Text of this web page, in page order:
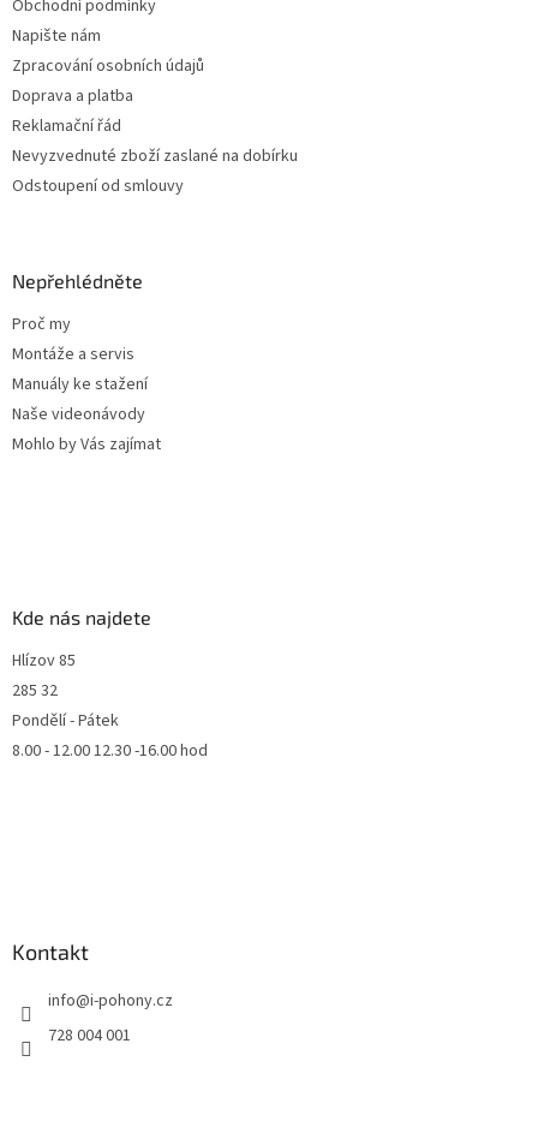
Obchodní podmínky
Napište nám
Zpracování osobních údajů
Doprava a platba
Reklamační řád
Nevyzvednuté zboží zaslané na dobírku
Odstoupení od smlouvy
Nepřehlédněte
Proč my
Montáže a servis
Manuály ke stažení
Naše videonávody
Mohlo by Vás zajímat
Kde nás najdete
Hlízov 85
285 32
Pondělí - Pátek
8.00 - 12.00 12.30 -16.00 hod
Kontakt
info@i-pohony.cz
728 004 001